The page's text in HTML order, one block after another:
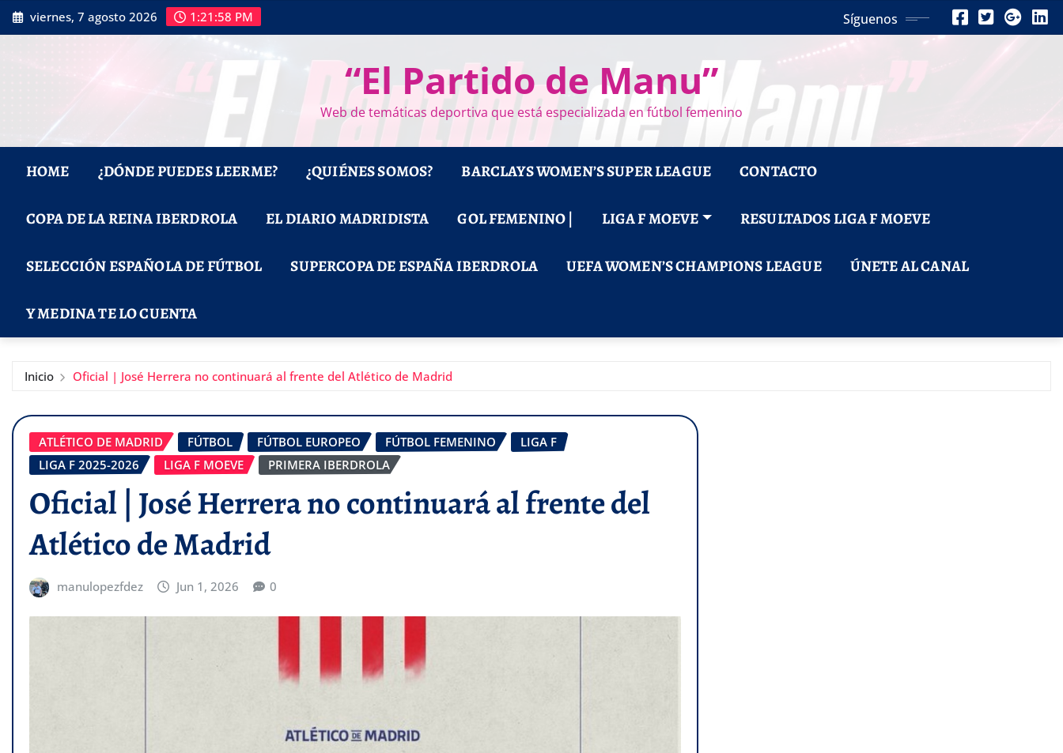
Saltar
al
viernes, 7 agosto 2026 1:22:00 PM Síguenos
“El Partido de Manu”
Web de temáticas deportiva que está especializada en fútbol femenino
HOME ¿DÓNDE PUEDES LEERME? ¿QUIÉNES SOMOS? BARCLAYS WOMEN’S SUPER LEAGUE CONTACTO
COPA DE LA REINA IBERDROLA EL DIARIO MADRIDISTA GOL FEMENINO | LIGA F MOEVE RESULTADOS LIGA F MOEVE
SELECCIÓN ESPAÑOLA DE FÚTBOL SUPERCOPA DE ESPAÑA IBERDROLA UEFA WOMEN’S CHAMPIONS LEAGUE ÚNETE AL CANAL
Y MEDINA TE LO CUENTA
Inicio Oficial | José Herrera no continuará al frente del Atlético de Madrid
ATLÉTICO DE MADRID FÚTBOL FÚTBOL EUROPEO FÚTBOL FEMENINO
LIGA F
LIGA F 2025-2026
LIGA F MOEVE PRIMERA IBERDROLA
Oficial | José Herrera no continuará al frente del
Atlético de Madrid
manulopezfdez Jun 1, 2026 0